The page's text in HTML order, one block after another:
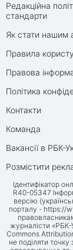
Редакційна
стандарти
Як стати нашим
Правила
Правова
Політика
Контакти
Команда
Вакансії в РБК-
Розмістити
Ідентифікатор
R40-05347
версію
порталу - https://
журналісти «РБК-
Commons
не поділяти